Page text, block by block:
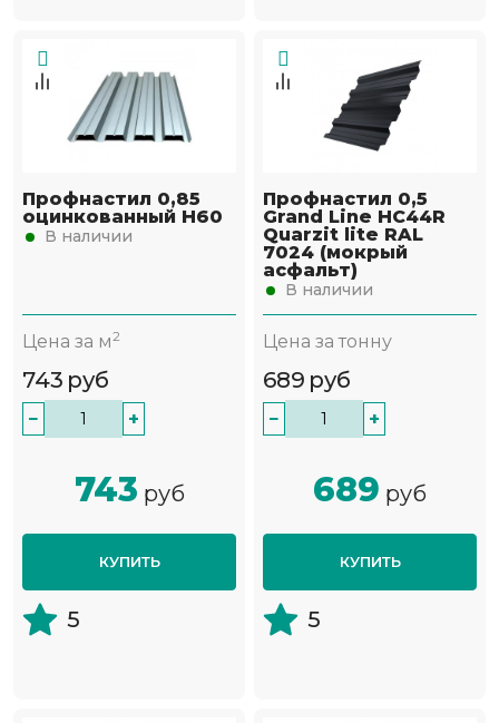
Профнастил 0,85
оцинкованный Н60
В наличии
Цена за м2
743 руб
− +
743 руб
КУПИТЬ
5
Профнастил 0,5
Grand Line НС44R
Quarzit lite RAL
7024 (мокрый
асфальт)
В наличии
Цена за тонну
689 руб
− +
689 руб
КУПИТЬ
5